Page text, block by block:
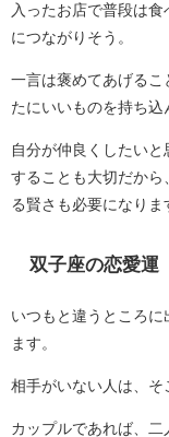
入ったお店で普段は
につながりそう。
一言は褒めてあげるこ
たにいいものを持ち込
自分が仲良くしたい
することも大切だから
る賢さも必要になりま
双子座の恋愛運
いつもと違うところに
ます。
相手がいない人は、そ
カップルであれば、